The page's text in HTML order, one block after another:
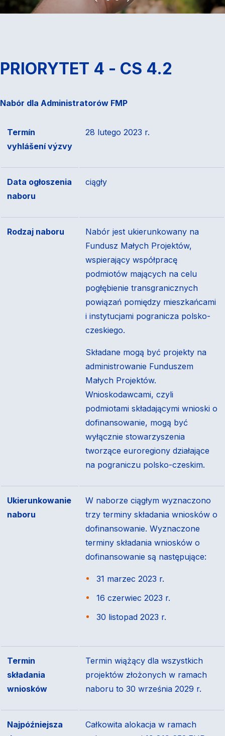
PRIORYTET 4 - CS 4.2
Nabór dla Administratorów FMP
Termín
vyhlášení výzvy
28 lutego 2023 r.
Data ogłoszenia
naboru
ciągły
Rodzaj naboru
Nabór jest ukierunkowany na
Fundusz Małych Projektów,
wspierający współpracę
podmiotów mających na celu
pogłębienie transgranicznych
powiązań pomiędzy mieszkańcami
i instytucjami pogranicza polsko-
czeskiego.
Składane mogą być projekty na
administrowanie Funduszem
Małych Projektów.
Wnioskodawcami, czyli
podmiotami składającymi wnioski o
dofinansowanie, mogą być
wyłącznie stowarzyszenia
tworzące euroregiony działające
na pograniczu polsko-czeskim.
Ukierunkowanie
naboru
W naborze ciągłym wyznaczono
trzy terminy składania wniosków o
dofinansowanie. Wyznaczone
terminy składania wniosków o
dofinansowanie są następujące:
31 marzec 2023 r.
16 czerwiec 2023 r.
30 listopad 2023 r.
Termin
składania
wniosków
Termin wiążący dla wszystkich
projektów złożonych w ramach
naboru to 30 września 2029 r.
Najpóźniejsza
Całkowita alokacja w ramach